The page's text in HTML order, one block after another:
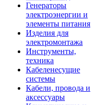
Генераторы
электроэнергии и
элементы питания
Изделия для
электромонтажа
Инструменты,
техника
Кабеленесущие
системы
Кабели, провода и
аксессуары